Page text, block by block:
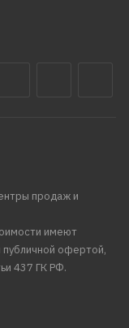
продаж и
имеют
офертой,
437 ГК РФ.